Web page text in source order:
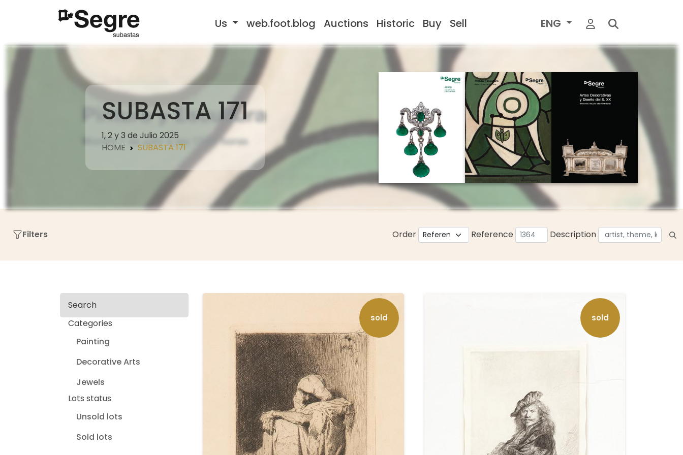
Us web.foot.blog Auctions Historic Buy Sell ENG
SUBASTA 171
1, 2 y 3 de Julio 2025
HOME
SUBASTA 171
Filters Order Reference Description
Search
Categories
Painting
Decorative Arts
Jewels
Lots status
Unsold lots
Sold lots
sold sold